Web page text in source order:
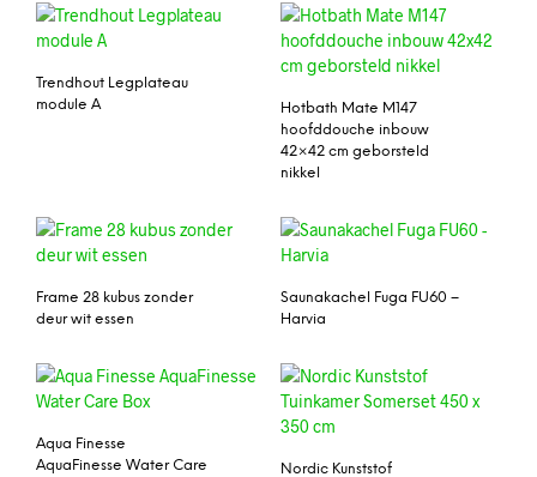
Trendhout Legplateau
module A
Hotbath Mate M147
hoofddouche inbouw
42×42 cm geborsteld
nikkel
Frame 28 kubus zonder
deur wit essen
Saunakachel Fuga FU60 –
Harvia
Aqua Finesse
AquaFinesse Water Care
Nordic Kunststof